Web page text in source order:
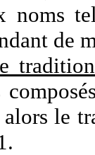
noms
de
le